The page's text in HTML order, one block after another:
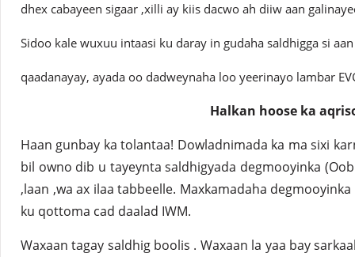
dhex cabayeen sigaar ,xilli ay kiis dacwo ah diiw aan
Sidoo kale wuxuu intaasi ku daray in gudaha saldhigga si
qaadanayay, ayada oo dadweynaha loo yeerinayo lambar
Halkan hoose ka
Haan gunbay ka tolantaa! Dowladnimada ka ma sixi
bil owno dib u tayeynta saldhigyada degmooyinka
,laan ,wa ax ilaa tabbeelle. Maxkamadaha
ku qottoma cad daalad IWM.
Waxaan tagay saldhig boolis . Waxaan la yaa bay